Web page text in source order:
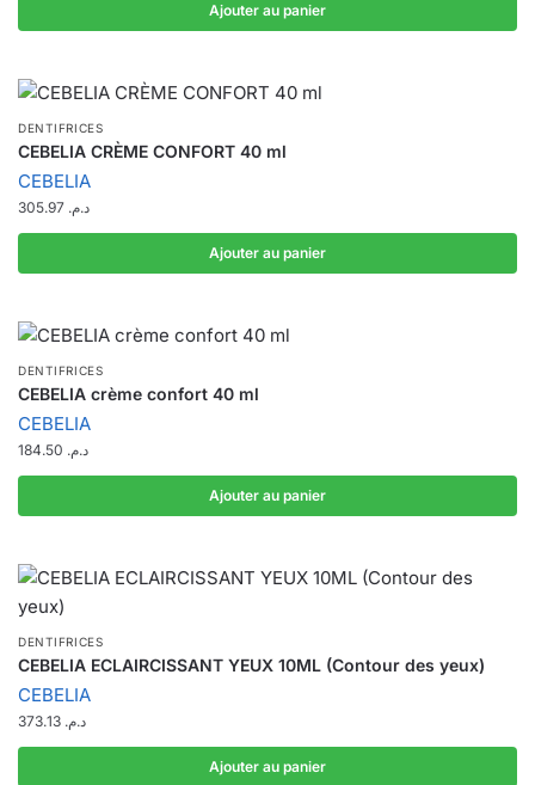
Ajouter au panier
DENTIFRICES
CEBELIA CRÈME CONFORT 40 ml
CEBELIA
د.م.
Ajouter au panier
DENTIFRICES
CEBELIA crème confort 40 ml
CEBELIA
د.م.
Ajouter au panier
DENTIFRICES
CEBELIA ECLAIRCISSANT YEUX 10ML (Contour des yeux)
CEBELIA
د.م.
Ajouter au panier